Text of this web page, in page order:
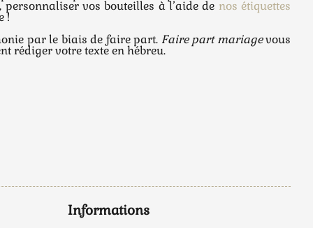
vos bouteilles à l’aide de nos étiquettes
!
par le biais de faire part. Faire part mariagevous
rédiger votre texte en hébreu.
Informations